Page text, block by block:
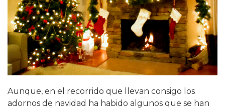
Aunque, en el recorrido que llevan consigo los
adornos de navidad ha habido algunos que se han